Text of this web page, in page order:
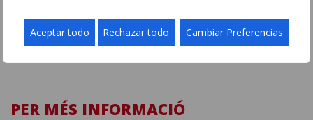
Cambiar Preferencias
Rechazar todo
Aceptar todo
PER MÉS INFORMACIÓ